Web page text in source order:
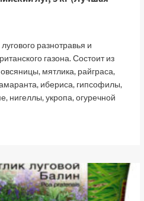
разнотравья и
газона. Состоит из
мятлика, райграса,
ибериса, гипсофилы,
нигеллы, укропа, огуречной